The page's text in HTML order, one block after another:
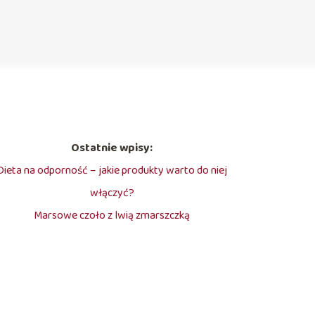
Ostatnie wpisy:
na odporność – jakie produkty warto do niej
włączyć?
Marsowe czoło z lwią zmarszczką